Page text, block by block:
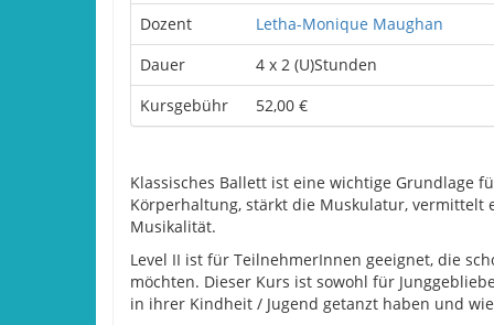
Dozent
Letha-Monique Maughan
Dauer
4 x 2 (U)Stunden
Kursgebühr
52,00 €
Klassisches Ballett ist eine wichtige Grundlage
Körperhaltung, stärkt die Muskulatur,
Musikalität.
Level II ist für TeilnehmerInnen geeignet, die
möchten. Dieser Kurs ist sowohl für
in ihrer Kindheit / Jugend getanzt haben und